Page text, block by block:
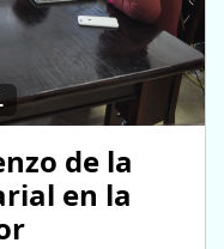
de la
en la